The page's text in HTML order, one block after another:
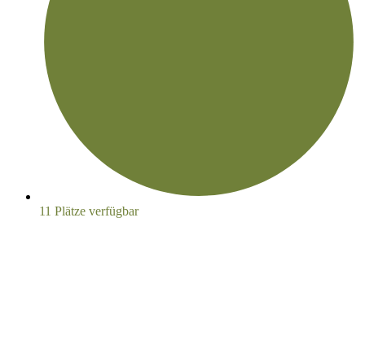
11 Plätze verfügbar